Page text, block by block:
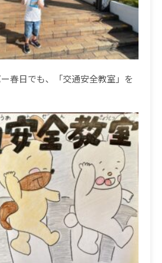
春日でも、「交通安全教室」を